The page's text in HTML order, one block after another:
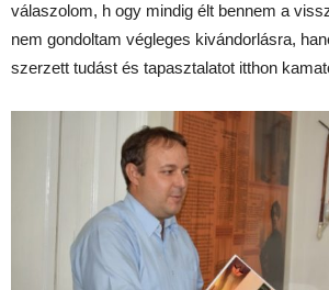
válaszolom, h ogy mindig élt bennem a
nem gondoltam végleges kivándorlásra,
szerzett tudást és tapasztalatot itthon